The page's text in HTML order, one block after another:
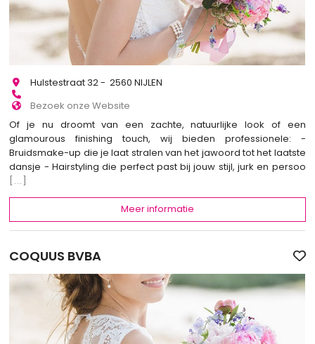
Hulstestraat 32 - 2560 NIJLEN
Bezoek onze Website
Of je nu droomt van een zachte, natuurlijke look of een
glamourous finishing touch, wij bieden professionele: -
Bruidsmake-up die je laat stralen van het jawoord tot het laatste
dansje - Hairstyling die perfect past bij jouw stijl, jurk en persoo
[...]
Meer informatie
COQUUS BVBA